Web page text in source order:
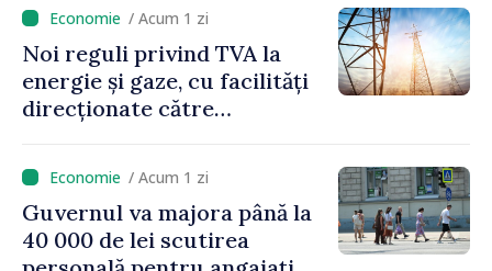
/ Acum 1 zi
Noi reguli privind TVA la
energie și gaze, cu facilități
direcționate către
/ Acum 1 zi
Guvernul va majora până la
40 000 de lei scutirea